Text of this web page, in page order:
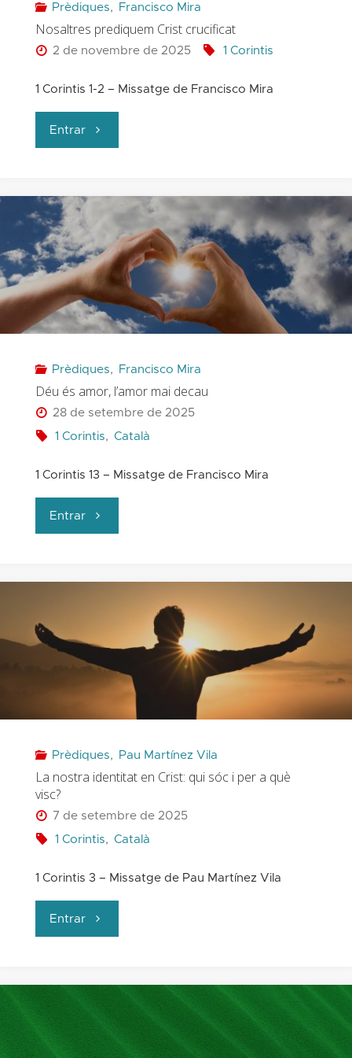
Prèdiques, Francisco Mira
Nosaltres prediquem Crist crucificat
2 de novembre de 2025 1 Corintis
1 Corintis 1-2 – Missatge de Francisco Mira
Entrar"Nosaltres
Crist
crucificat"
Prèdiques, Francisco Mira
Déu és amor, l’amor mai decau
28 de setembre de 2025
1 Corintis, Català
1 Corintis 13 – Missatge de Francisco Mira
Entrar"Déu
amor,
Prèdiques, Pau Martínez Vila
La nostra identitat en Crist: qui sóc i per a què
visc?
7 de setembre de 2025
1 Corintis, Català
1 Corintis 3 – Missatge de Pau Martínez Vila
Entrar"La
identitat